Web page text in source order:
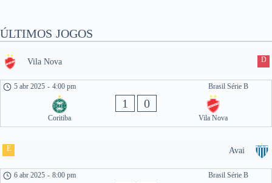
ÚLTIMOS JOGOS
Vila Nova D
Brasil Série B
5 abr 2025 - 4:00 pm
Coritiba
1 0
Vila Nova
Avai
E
Brasil Série B
6 abr 2025 - 8:00 pm